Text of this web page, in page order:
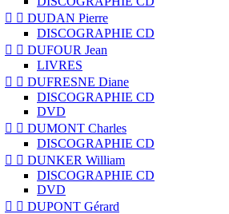
  DUDAN Pierre
DISCOGRAPHIE CD
  DUFOUR Jean
LIVRES
  DUFRESNE Diane
DISCOGRAPHIE CD
DVD
  DUMONT Charles
DISCOGRAPHIE CD
  DUNKER William
DISCOGRAPHIE CD
DVD
  DUPONT Gérard